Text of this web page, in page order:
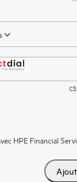
HPE Financial